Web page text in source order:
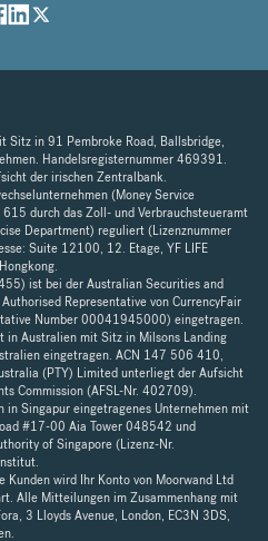
Sitz in 91 Pembroke Road, Ballsbridge,
Handelsregisternummer 469391.
der irischen Zentralbank.
(Money Service
durch das Zoll- und Verbrauchsteueramt
Department) reguliert (Lizenznummer
Suite 12100, 12. Etage, YF LIFE
ist bei der Australian Securities and
Representative von CurrencyFair
Number 00041945000) eingetragen.
in Australien mit Sitz in Milsons Landing
eingetragen. ACN 147 506 410,
(PTY) Limited unterliegt der Aufsicht
Commission (AFSL-Nr. 402709).
in Singapur eingetragenes Unternehmen mit
#17-00 Aia Tower 048542 und
of Singapore (Lizenz-Nr.
Kunden wird Ihr Konto von Moorwand Ltd
Alle Mitteilungen im Zusammenhang mit
3 Lloyds Avenue, London, EC3N 3DS,